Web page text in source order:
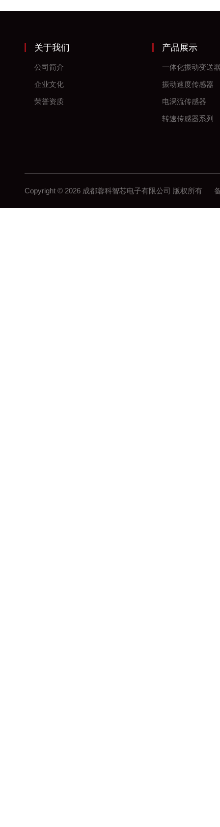
关于我们
公司简介
企业文化
荣誉资质
产品展示
一体化振动变送
振动速度传感器
电涡流传感器
转速传感器系列
Copyright © 2026 成都蓉科智芯电子有限公司 版权所有